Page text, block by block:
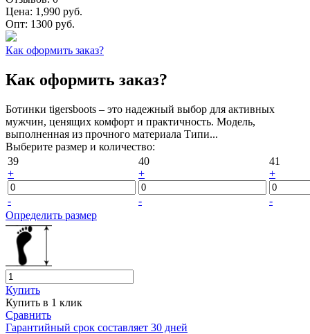
Цена: 1,990 руб.
Опт: 1300 руб.
Как оформить заказ?
Как оформить заказ?
Ботинки tigersboots – это надежный выбор для активных
мужчин, ценящих комфорт и практичность. Модель,
выполненная из прочного материала Типи...
Выберите размер и количество:
39
+
-
40
+
-
41
+
-
Определить размер
Купить
Купить в 1 клик
Сравнить
Гарантийный срок составляет 30 дней